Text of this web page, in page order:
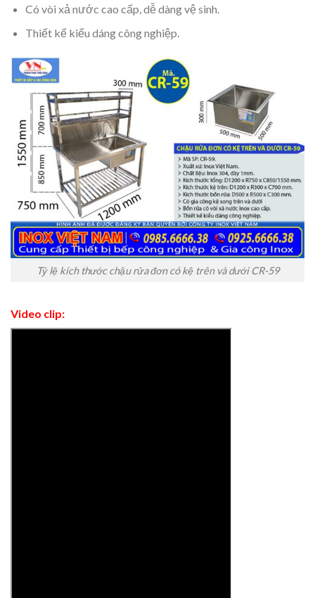
Có vòi xả nước cao cấp, dễ dàng vệ sinh.
Thiết kế kiểu dáng công nghiệp.
Tỷ lệ kích thước chậu rửa đơn có kệ trên và dưới CR-59
Video clip: